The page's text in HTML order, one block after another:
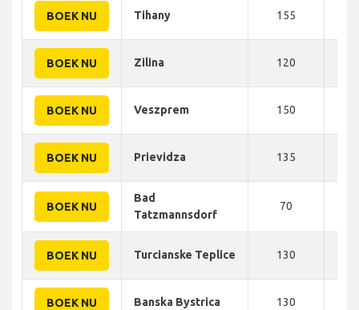
BOEK NU Tihany 155
BOEK NU Zilina 120
BOEK NU Veszprem 150
BOEK NU Prievidza 135
BOEK NU
Bad
Tatzmannsdorf
70
BOEK NU Turcianske Teplice 130
BOEK NU Banska Bystrica 130